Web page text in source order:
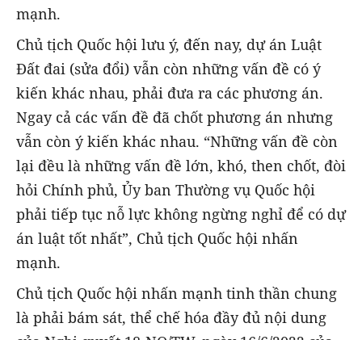
mạnh.
Chủ tịch Quốc hội lưu ý, đến nay, dự án Luật
Đất đai (sửa đổi) vẫn còn những vấn đề có ý
kiến khác nhau, phải đưa ra các phương án.
Ngay cả các vấn đề đã chốt phương án nhưng
vẫn còn ý kiến khác nhau. “Những vấn đề còn
lại đều là những vấn đề lớn, khó, then chốt, đòi
hỏi Chính phủ, Ủy ban Thường vụ Quốc hội
phải tiếp tục nỗ lực không ngừng nghỉ để có dự
án luật tốt nhất”, Chủ tịch Quốc hội nhấn
mạnh.
Chủ tịch Quốc hội nhấn mạnh tinh thần chung
là phải bám sát, thể chế hóa đầy đủ nội dung